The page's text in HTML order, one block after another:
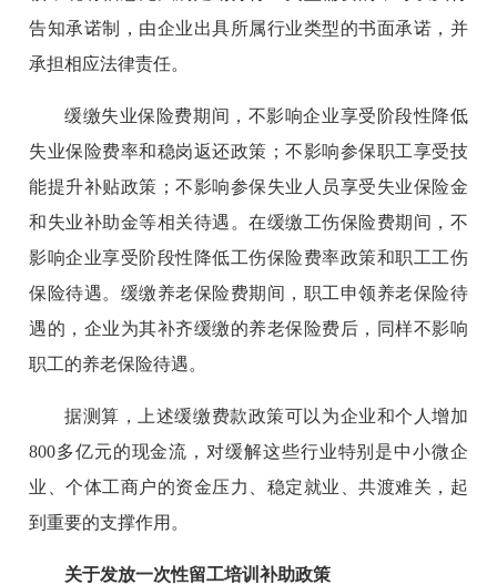
告知承诺制，由企业出具所属行业类型的书面承诺，并
承担相应法律责任。
缓缴失业保险费期间，不影响企业享受阶段性降低
失业保险费率和稳岗返还政策；不影响参保职工享受技
能提升补贴政策；不影响参保失业人员享受失业保险金
和失业补助金等相关待遇。在缓缴工伤保险费期间，不
影响企业享受阶段性降低工伤保险费率政策和职工工伤
保险待遇。缓缴养老保险费期间，职工申领养老保险待
遇的，企业为其补齐缓缴的养老保险费后，同样不影响
职工的养老保险待遇。
据测算，上述缓缴费款政策可以为企业和个人增加
800多亿元的现金流，对缓解这些行业特别是中小微企
业、个体工商户的资金压力、稳定就业、共渡难关，起
到重要的支撑作用。
关于发放一次性留工培训补助政策